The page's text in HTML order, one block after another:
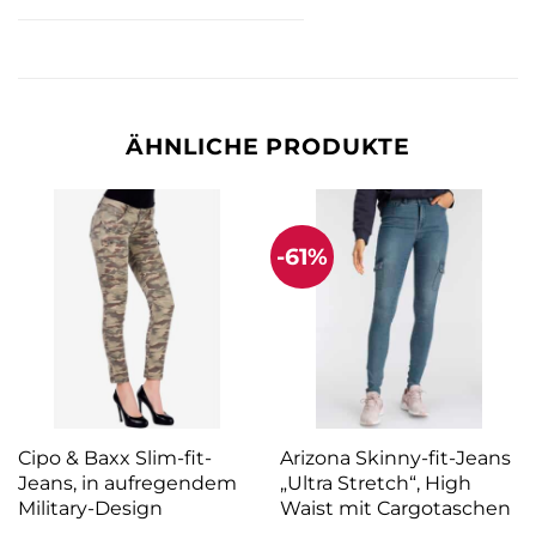
ÄHNLICHE PRODUKTE
Cipo & Baxx Slim-fit-
Jeans, in aufregendem
Military-Design
-61%
Arizona Skinny-fit-Jeans
„Ultra Stretch“, High
Waist mit Cargotaschen